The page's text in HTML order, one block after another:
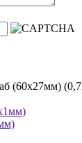
(60х27мм)